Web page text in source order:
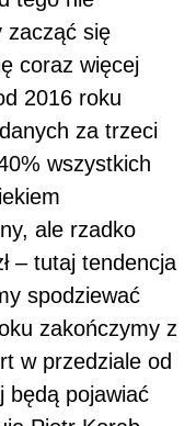
zacząć się
coraz więcej
2016 roku
za trzeci
wszystkich
ale rzadko
– tutaj tendencja
spodziewać
zakończymy z
w przedziale od
będą pojawiać